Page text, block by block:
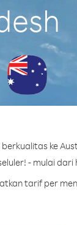
ke
- mulai dari
tarif per